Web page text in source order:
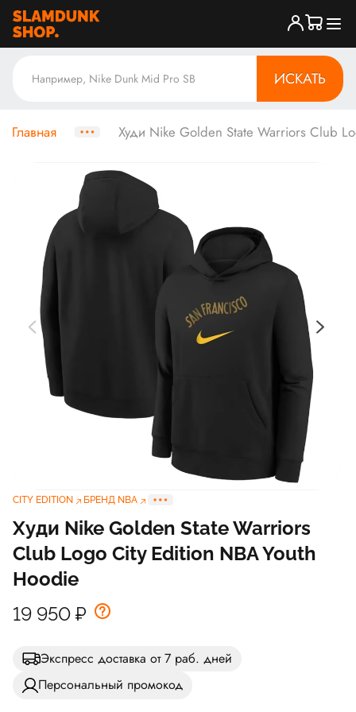
ИСКАТЬ
Главная Худи Nike Golden State Warriors Club
CITY EDITION БРЕНД NBA
Худи Nike Golden State Warriors
Club Logo City Edition NBA Youth
Hoodie
19 950 ₽
Экспресс доставка от 7 раб. дней
Персональный промокод